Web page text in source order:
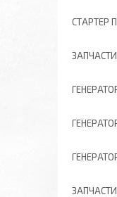
СТАРТЕР